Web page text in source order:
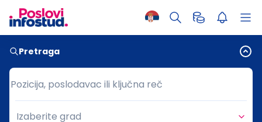
Pretraga
Pozicija, poslodavac ili ključna reč
Pozicija, poslodavac ili ključna reč
Izaberite grad